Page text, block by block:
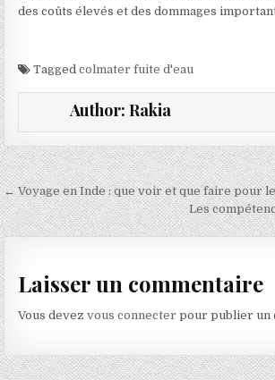
des coûts élevés et des dommages
Taggedcolmater fuite d'eau
Author: Rakia
Navigation de l’article
← Voyage en Inde : que voir et que faire pour
Les
Laisser un commentaire
Vous devezvous connecter pour publier un